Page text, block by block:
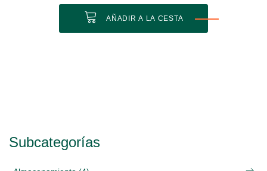
AÑADIR A LA CESTA
Subcategorías